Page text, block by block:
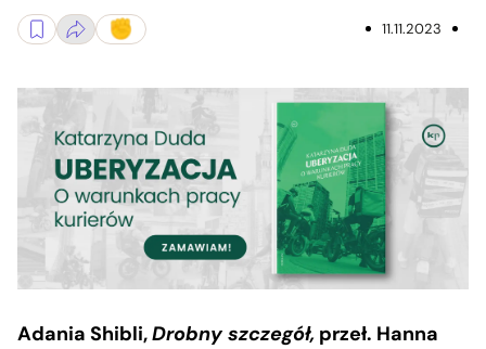
11.11.2023
Adania Shibli,Drobny szczegół, przeł. Hanna